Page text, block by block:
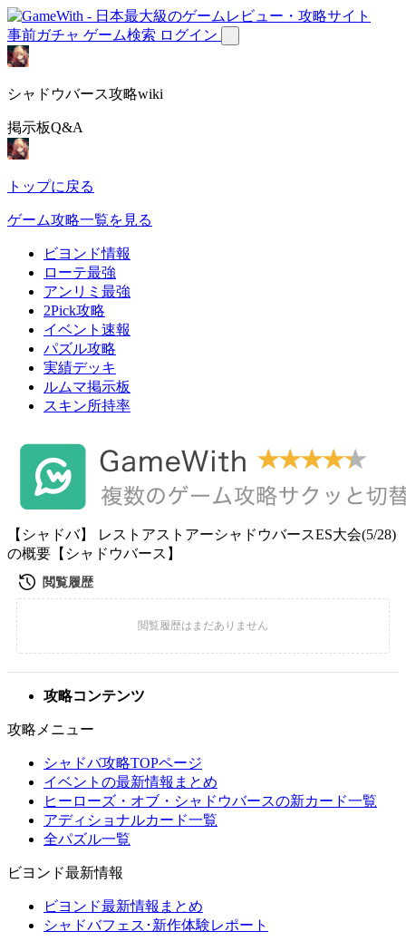
事前ガチャ ゲーム検索 ログイン
シャドウバース攻略wiki
掲示板Q&A
トップに戻る
ゲーム攻略一覧を見る
ビヨンド情報
ローテ最強
アンリミ最強
2Pick攻略
イベント速報
パズル攻略
実績デッキ
ルムマ掲示板
スキン所持率
【シャドバ】 レストアストアーシャドウバースES大会(5/28)
の概要【シャドウバース】
攻略コンテンツ
攻略メニュー
シャドバ攻略TOPページ
イベントの最新情報まとめ
ヒーローズ・オブ・シャドウバースの新カード一覧
アディショナルカード一覧
全パズル一覧
ビヨンド最新情報
ビヨンド最新情報まとめ
シャドバフェス･新作体験レポート